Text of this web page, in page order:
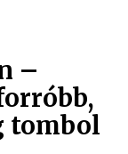
–
tombol